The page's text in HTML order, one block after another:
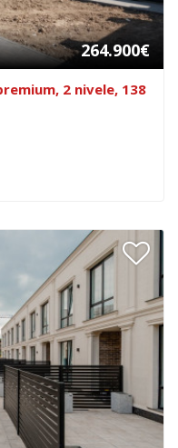
264.900€
2 nivele, 138